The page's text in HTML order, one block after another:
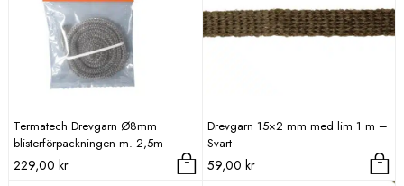
Termatech Drevgarn Ø8mm
blisterförpackningen m. 2,5m
229,00 kr
Drevgarn 15×2 mm med lim 1 m –
Svart
59,00 kr